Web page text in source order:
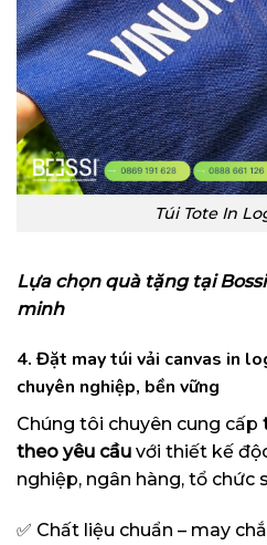
Túi Tote In
Lựa chọn quà tặng tại
minh
4. Đặt may túi vải canvas in
chuyên nghiệp, bền vững
Chúng tôi chuyên cung cấp
theo yêu cầu với thiết kế
nghiệp, ngân hàng, tổ chức
✅ Chất liệu chuẩn – may